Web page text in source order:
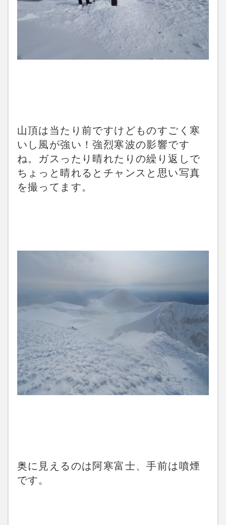
山頂は当たり前ですけどものすごく寒
いし風が強い！強烈寒波の影響です
ね。ガスったり晴れたりの繰り返しで
ちょっと晴れるとチャンスと思い写真
を撮ってます。
奥に見えるのは阿寒富士、手前は噴煙
です。